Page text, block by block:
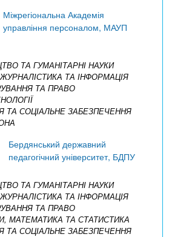
Міжрегіональна Академія
управління персоналом, МАУП
ТА ГУМАНІТАРНІ НАУКИ
ТА ІНФОРМАЦІЯ
ТА ПРАВО
ТА СОЦІАЛЬНЕ ЗАБЕЗПЕЧЕННЯ
Бердянський державний
педагогічний університет, БДПУ
ТА ГУМАНІТАРНІ НАУКИ
ТА ІНФОРМАЦІЯ
ТА ПРАВО
МАТЕМАТИКА ТА СТАТИСТИКА
ТА СОЦІАЛЬНЕ ЗАБЕЗПЕЧЕННЯ